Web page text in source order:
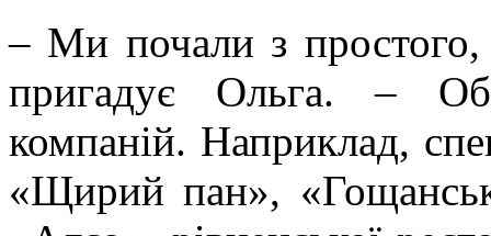
– Ми почали з простого,
пригадує Ольга. –
компаній. Наприклад,
«Щирий пан»,